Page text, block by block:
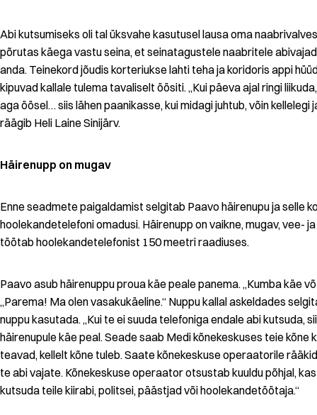
Abi kutsumiseks oli tal üksvahe kasutusel lausa oma
põrutas käega vastu seina, et seinatagustele naabritele
anda. Teinekord jõudis korteriukse lahti teha ja koridoris appi
kipuvad kallale tulema tavaliselt öösiti. „Kui päeva ajal ringi
aga öösel… siis lähen paanikasse, kui midagi juhtub, võin kellelegi
räägib Heli Laine Sinijärv.
Häirenupp on mugav
Enne seadmete paigaldamist selgitab Paavo häirenupu ja selle
hoolekandetelefoni omadusi. Häirenupp on vaikne, mugav, vee-
töötab hoolekandetelefonist 150 meetri raadiuses.
Paavo asub häirenuppu proua käe peale panema. „Kumba käe
„Parema! Ma olen vasakukäeline.“ Nuppu kallal askeldades
nuppu kasutada. „Kui te ei suuda telefoniga endale abi kutsuda,
häirenupule käe peal. Seade saab Medi kõnekeskuses teie kõne
teavad, kellelt kõne tuleb. Saate kõnekeskuse operaatorile
te abi vajate. Kõnekeskuse operaator otsustab kuuldu põhjal,
kutsuda teile kiirabi, politsei, päästjad või hoolekandetöötaja.“